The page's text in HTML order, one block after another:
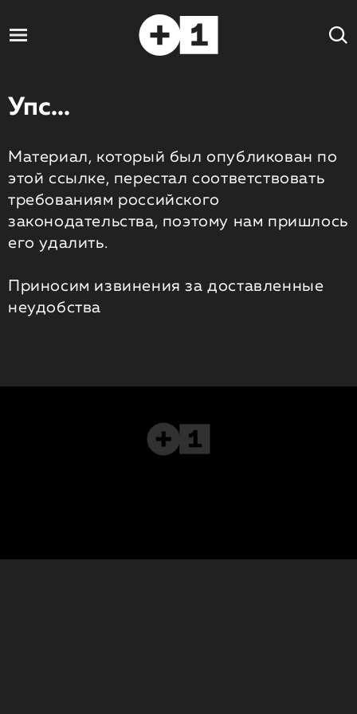
Упс...
Материал, который был опубликован по
этой ссылке, перестал соответствовать
требованиям российского
законодательства, поэтому нам пришлось
его удалить.
Приносим извинения за доставленные
неудобства